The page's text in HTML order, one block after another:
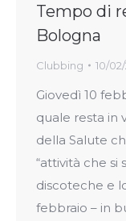
Tempo di
Bologna
Clubbing 10/
Giovedì 10
quale resta in
della Salute
“attività che si
discoteche e
febbraio – in